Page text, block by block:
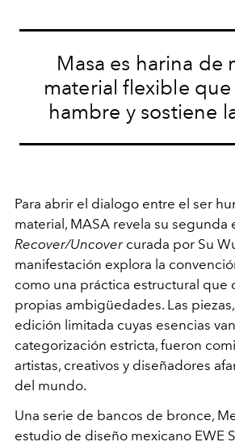
Masa es harina de
material flexible que
hambre y sostiene
Para abrir el dialogo entre el ser
material, MASA revela su segunda
Recover/Uncover curada por Su
manifestación explora la
como una práctica estructural que
propias ambigüedades. Las
edición limitada cuyas esencias
categorización estricta, fueron
artistas, creativos y diseñadores
del mundo.
Una serie de bancos de bronce,
estudio de diseño mexicano EWE